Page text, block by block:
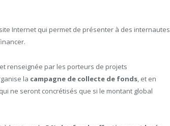
Internet qui permet de présenter à des internautes
renseignée par les porteurs de projets
la campagne de collecte de fonds , et en
, qui ne seront concrétisés que si le montant global